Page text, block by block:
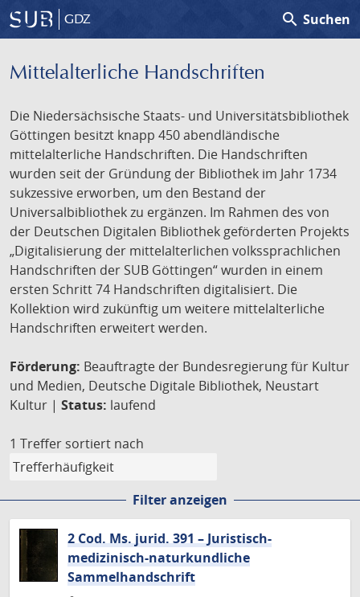
GDZ search Suchen
Mittelalterliche Handschriften
Die Niedersächsische Staats- und Universitätsbibliothek
Göttingen besitzt knapp 450 abendländische
mittelalterliche Handschriften. Die Handschriften
wurden seit der Gründung der Bibliothek im Jahr 1734
sukzessive erworben, um den Bestand der
Universalbibliothek zu ergänzen. Im Rahmen des von
der Deutschen Digitalen Bibliothek geförderten Projekts
„Digitalisierung der mittelalterlichen volkssprachlichen
Handschriften der SUB Göttingen“ wurden in einem
ersten Schritt 74 Handschriften digitalisiert. Die
Kollektion wird zukünftig um weitere mittelalterliche
Handschriften erweitert werden.
Förderung: Beauftragte der Bundesregierung für Kultur
und Medien, Deutsche Digitale Bibliothek, Neustart
Kultur | Status: laufend
1 Treffer sortiert nach
Filter anzeigen
2 Cod. Ms. jurid. 391 – Juristisch-
medizinisch-naturkundliche
Sammelhandschrift